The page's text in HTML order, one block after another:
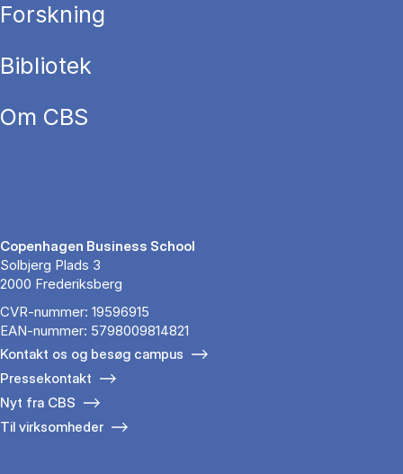
Forskning
Bibliotek
Om CBS
Copenhagen Business School
Solbjerg Plads 3
2000 Frederiksberg
CVR-nummer: 19596915
EAN-nummer: 5798009814821
Kontakt os og besøg campus
Pressekontakt
Nyt fra CBS
Til virksomheder